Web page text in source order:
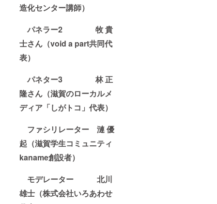
造化センター講師）
パネラー2 牧 貴
士さん（void a part共同代
表）
パネター3 林 正
隆さん（滋賀のローカルメ
ディア「しがトコ」代表）
ファシリレーター 漣 優
起（滋賀学生コミュニティ
kaname創設者）
モデレーター 北川
雄士（株式会社いろあわせ